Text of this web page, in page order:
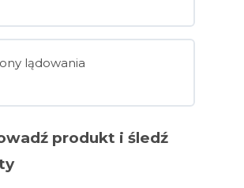
lądowania
produkt i śledź